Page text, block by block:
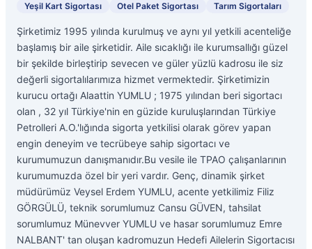
Yeşil Kart Sigortası
Otel Paket Sigortası Tarım Sigortaları
Şirketimiz 1995 yılında kurulmuş ve aynı yıl yetkili acenteliğe
başlamış bir aile şirketidir. Aile sıcaklığı ile kurumsallığı güzel
bir şekilde birleştirip sevecen ve güler yüzlü kadrosu ile siz
değerli sigortalılarımıza hizmet vermektedir. Şirketimizin
kurucu ortağı Alaattin YUMLU ; 1975 yılından beri sigortacı
olan , 32 yıl Türkiye'nin en güzide kuruluşlarından Türkiye
Petrolleri A.O.'lığında sigorta yetkilisi olarak görev yapan
engin deneyim ve tecrübeye sahip sigortacı ve
kurumumuzun danışmanıdır.Bu vesile ile TPAO çalışanlarının
kurumumuzda özel bir yeri vardır. Genç, dinamik şirket
müdürümüz Veysel Erdem YUMLU, acente yetkilimiz Filiz
GÖRGÜLÜ, teknik sorumlumuz Cansu GÜVEN, tahsilat
sorumlumuz Münevver YUMLU ve hasar sorumlumuz Emre
NALBANT' tan oluşan kadromuzun Hedefi Ailelerin Sigortacısı